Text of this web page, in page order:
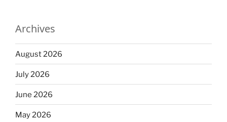
Archives
August 2026
July 2026
June 2026
May 2026